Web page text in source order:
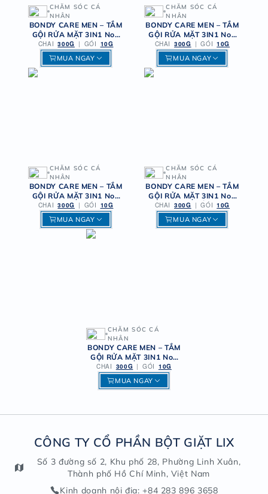
CHĂM SÓC CÁ
NHÂN
BONDY CARE MEN – TẮM
GỘI RỬA MẶT 3IN1 No2
BẢN LĨNH
CHAI 300G | GÓI 10G
MUA NGAY
CHĂM SÓC CÁ
NHÂN
BONDY CARE MEN – TẮM
GỘI RỬA MẶT 3IN1 No3
TIÊN PHONG
CHAI 300G | GÓI 10G
MUA NGAY
CHĂM SÓC CÁ
NHÂN
BONDY CARE MEN – TẮM
GỘI RỬA MẶT 3IN1 No4
PHÓNG KHOÁNG
CHAI 300G | GÓI 10G
MUA NGAY
CHĂM SÓC CÁ
NHÂN
BONDY CARE MEN – TẮM
GỘI RỬA MẶT 3IN1 No6
LÔI CUỐN
CHAI 300G | GÓI 10G
MUA NGAY
CHĂM SÓC CÁ
NHÂN
BONDY CARE MEN – TẮM
GỘI RỬA MẶT 3IN1 No8
THANH LỊCH
CHAI 300G | GÓI 10G
MUA NGAY
CÔNG TY CỔ PHẦN BỘT GIẶT LIX
Số 3 đường số 2, Khu phố 28, Phường Linh Xuân,
Thành phố Hồ Chí Minh, Việt Nam
Kinh doanh nội địa: +84 283 896 3658